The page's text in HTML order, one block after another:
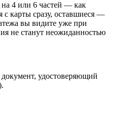
на 4 или 6 частей — как
с карты сразу, оставшиеся —
вы видите уже при
не станут неожиданностью
удостоверяющий